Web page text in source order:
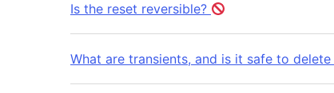
Is the reset reversible?
What are transients, and is it safe to delete